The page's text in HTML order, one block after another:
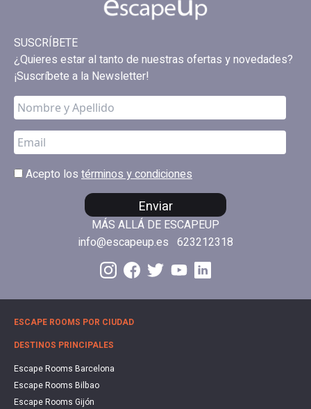
SUSCRÍBETE
¿Quieres estar al tanto de nuestras ofertas y novedades?
¡Suscríbete a la Newsletter!
Acepto los términos y condiciones
Enviar
MÁS ALLÁ DE ESCAPEUP
info@escapeup.es 623212318
ESCAPE ROOMS POR CIUDAD
DESTINOS PRINCIPALES
Escape Rooms Barcelona
Escape Rooms Bilbao
Escape Rooms Gijón